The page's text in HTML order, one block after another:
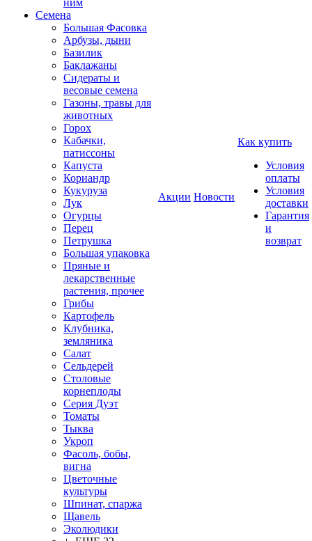
ним
Семена
Большая Фасовка
Арбузы, дыни
Базилик
Баклажаны
Сидераты и
весовые семена
Газоны, травы для
животных
Горох
Кабачки,
патиссоны
Капуста
Кориандр
Кукуруза
Лук
Огурцы
Перец
Петрушка
Большая упаковка
Пряные и
лекарственные
растения, прочее
Грибы
Картофель
Клубника,
земляника
Салат
Сельдерей
Столовые
корнеплоды
Серия Дуэт
Томаты
Тыква
Укроп
Фасоль, бобы,
вигна
Цветочные
культуры
Шпинат, спаржа
Щавель
Эколюдики
Акции Новости
Как купить
Условия
оплаты
Условия
доставки
Гарантия
и
возврат